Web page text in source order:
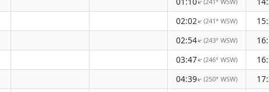
↑
02:02↑(241° WSW)
02:54↑(243° WSW)
03:47↑(246° WSW)
04:39↑(250° WSW)